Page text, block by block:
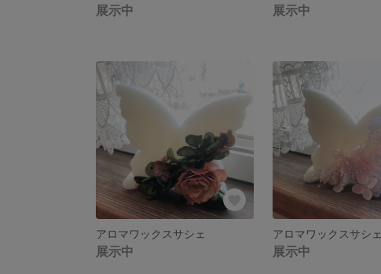
展示中 展示中
アロマワックスサシェ
展示中
アロマワックスサシェ
展示中